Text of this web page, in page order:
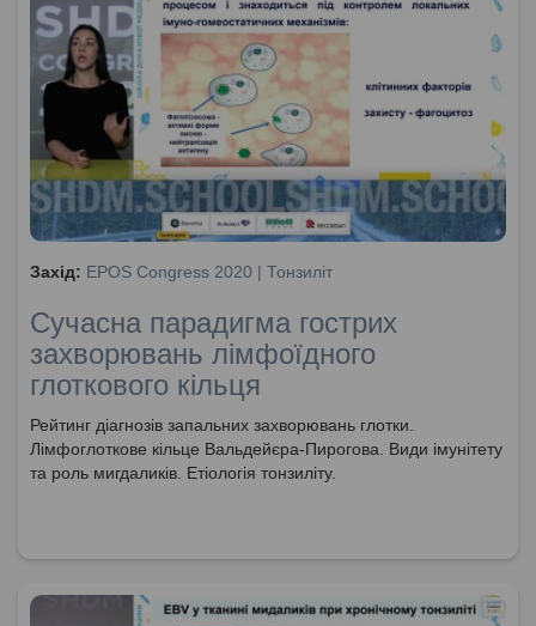
Захід: EPOS Congress 2020 | Тонзиліт
Сучасна парадигма гострих
захворювань лімфоїдного
глоткового кільця
Рейтинг діагнозів запальних захворювань глотки.
Лімфоглоткове кільце Вальдейєра-Пирогова. Види імунітету
та роль мигдаликів. Етіологія тонзиліту.